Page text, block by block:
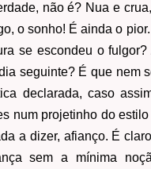
não é? Nua e
o sonho! É ainda o
se escondeu o
seguinte? É que nem
declarada, caso
num projetinho do
a dizer, afianço. É
sem a mínima